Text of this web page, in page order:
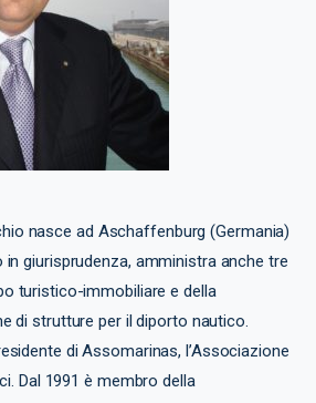
nasce ad Aschaffenburg (Germania)
giurisprudenza, amministra anche tre
turistico-immobiliare e della
di strutture per il diporto nautico.
di Assomarinas, l’Associazione
Dal 1991 è membro della